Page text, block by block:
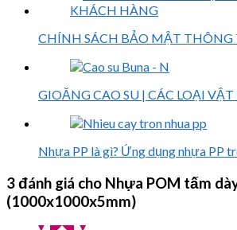
CHÍNH SÁCH BẢO MẬT
GIOĂNG CAO SU | CÁC LOẠI VẬT
Nhựa PP là gì? Ứng dụng nhựa PP
3 đánh giá cho Nhựa POM tấm
(1000x1000x5mm)